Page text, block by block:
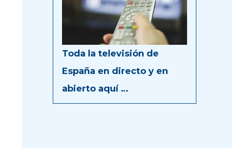
Toda la televisión de
España en directo y en
abierto aquí …